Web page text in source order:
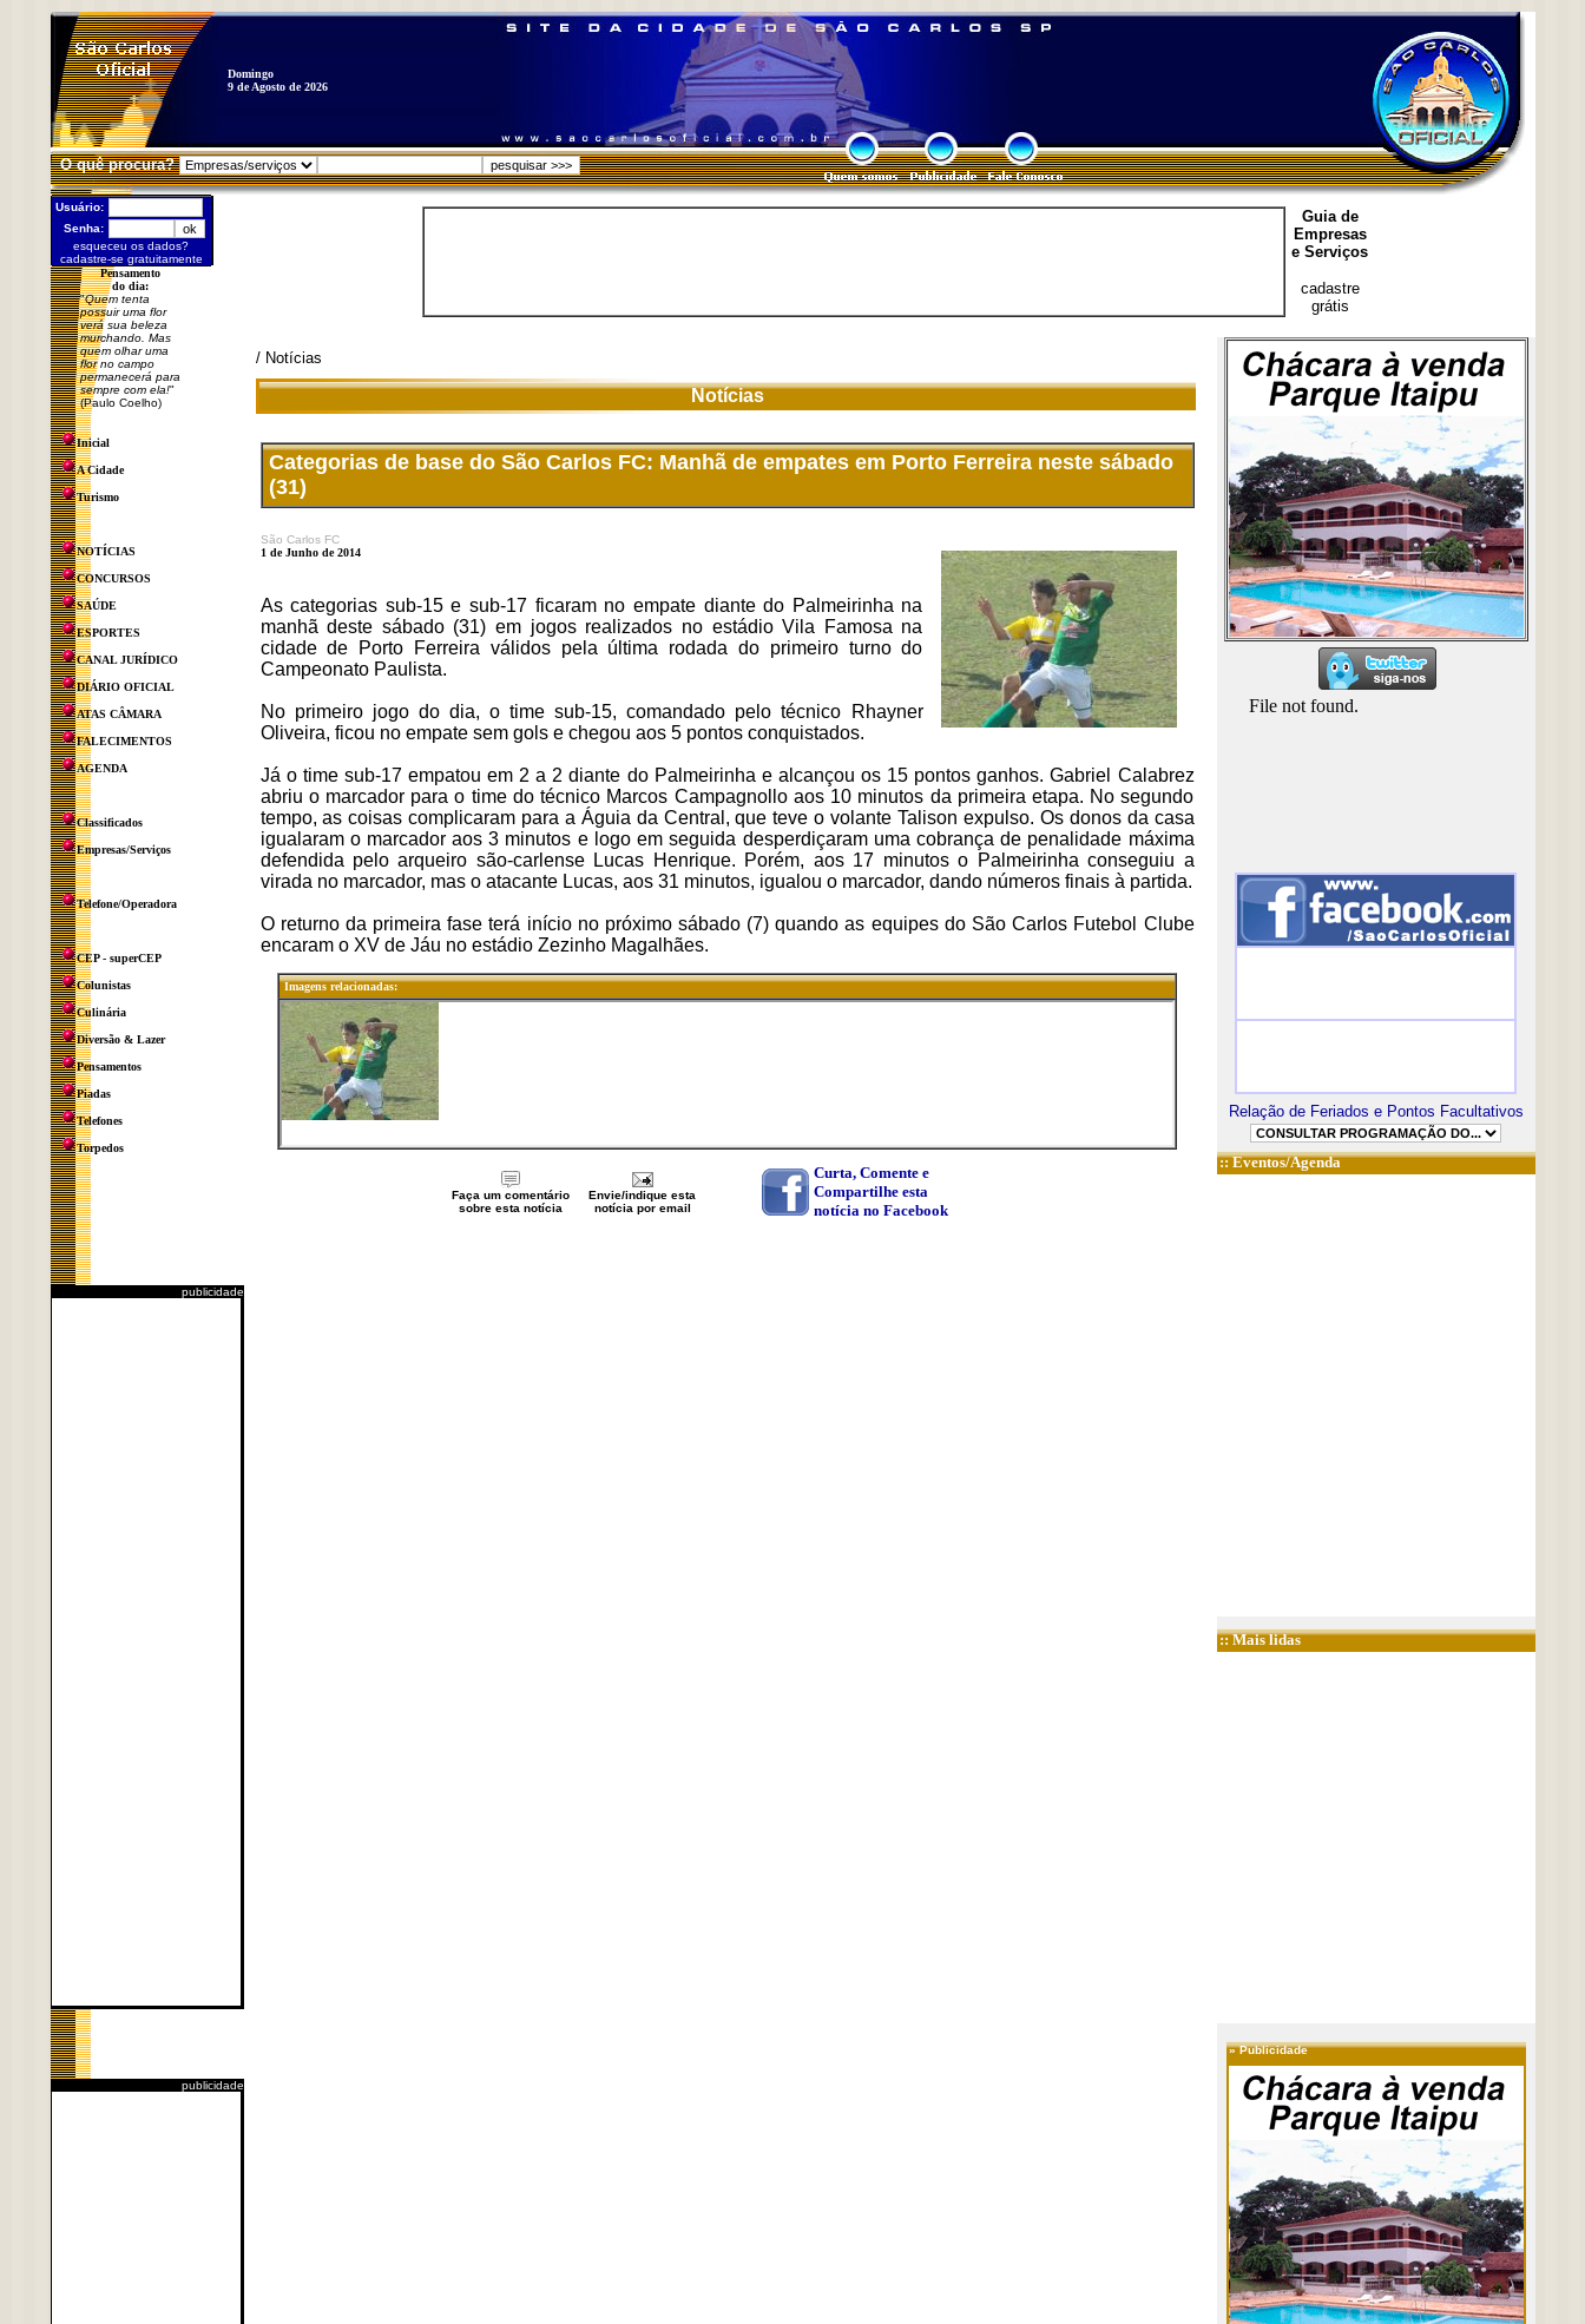
Domingo
9 de Agosto de 2026
O quê procura?
Usuário:
Senha:
esqueceu os dados?
cadastre-se gratuitamente
Pensamento
do dia:
"Quem tenta
possuir uma flor
verá sua beleza
murchando. Mas
quem olhar uma
flor no campo
permanecerá para
sempre com ela!"
(Paulo Coelho)
Inicial
A Cidade
Turismo
NOTÍCIAS
CONCURSOS
SAÚDE
ESPORTES
CANAL JURÍDICO
DIÁRIO OFICIAL
ATAS CÂMARA
FALECIMENTOS
AGENDA
Classificados
Empresas/Serviços
Telefone/Operadora
CEP - superCEP
Colunistas
Culinária
Diversão & Lazer
Pensamentos
Piadas
Telefones
Torpedos
publicidade
publicidade
Guia de
Empresas
e Serviços
cadastre
grátis
/ Notícias
Notícias
Categorias de base do São Carlos FC: Manhã de empates em Porto Ferreira neste sábado
(31)
São Carlos FC
1 de Junho de 2014
As categorias sub-15 e sub-17 ficaram no empate diante do Palmeirinha na
manhã deste sábado (31) em jogos realizados no estádio Vila Famosa na
cidade de Porto Ferreira válidos pela última rodada do primeiro turno do
Campeonato Paulista.
No primeiro jogo do dia, o time sub-15, comandado pelo técnico Rhayner
Oliveira, ficou no empate sem gols e chegou aos 5 pontos conquistados.
Já o time sub-17 empatou em 2 a 2 diante do Palmeirinha e alcançou os 15 pontos ganhos. Gabriel Calabrez
abriu o marcador para o time do técnico Marcos Campagnollo aos 10 minutos da primeira etapa. No segundo
tempo, as coisas complicaram para a Águia da Central, que teve o volante Talison expulso. Os donos da casa
igualaram o marcador aos 3 minutos e logo em seguida desperdiçaram uma cobrança de penalidade máxima
defendida pelo arqueiro são-carlense Lucas Henrique. Porém, aos 17 minutos o Palmeirinha conseguiu a
virada no marcador, mas o atacante Lucas, aos 31 minutos, igualou o marcador, dando números finais à partida.
O returno da primeira fase terá início no próximo sábado (7) quando as equipes do São Carlos Futebol Clube
encaram o XV de Jáu no estádio Zezinho Magalhães.
Imagens relacionadas:
Curta, Comente e
Compartilhe esta
notícia no Facebook
Faça um comentário
sobre esta notícia
Envie/indique esta
notícia por email
Relação de Feriados e Pontos Facultativos
::Eventos/Agenda
:: Mais lidas
»Publicidade